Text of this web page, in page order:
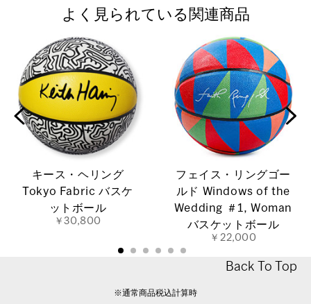
よく見られている関連商品
キース・ヘリング
Tokyo Fabric バスケ
ットボール
￥30,800
フェイス・リングゴー
ルド Windows of the
Wedding ＃1, Woman
バスケットボール
￥22,000
Back To Top
※通常商品税込計算時